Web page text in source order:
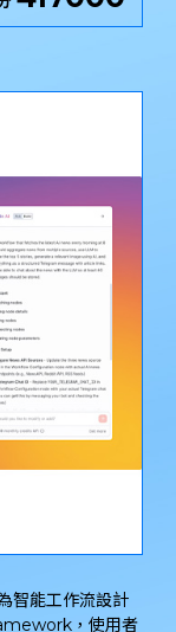
智能工作流設計
，使用者